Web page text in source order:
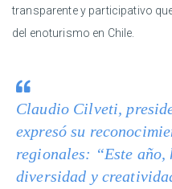
transparente y participativo
del enoturismo en Chile.
Claudio Cilveti,
expresó su
regionales: “Este año,
diversidad y